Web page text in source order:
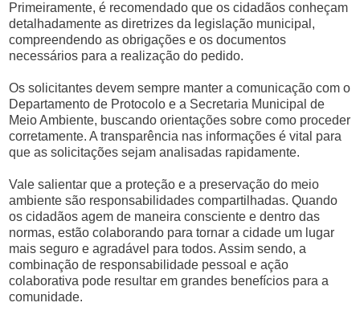
Primeiramente, é recomendado que os cidadãos conheçam
detalhadamente as diretrizes da legislação municipal,
compreendendo as obrigações e os documentos
necessários para a realização do pedido.
Os solicitantes devem sempre manter a comunicação com o
Departamento de Protocolo e a Secretaria Municipal de
Meio Ambiente, buscando orientações sobre como proceder
corretamente. A transparência nas informações é vital para
que as solicitações sejam analisadas rapidamente.
Vale salientar que a proteção e a preservação do meio
ambiente são responsabilidades compartilhadas. Quando
os cidadãos agem de maneira consciente e dentro das
normas, estão colaborando para tornar a cidade um lugar
mais seguro e agradável para todos. Assim sendo, a
combinação de responsabilidade pessoal e ação
colaborativa pode resultar em grandes benefícios para a
comunidade.